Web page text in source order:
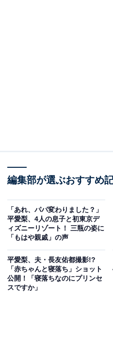
編集部が選ぶおすすめ
「あれ、パパ変わりました？」
平愛梨、4人の息子と初東京デ
ィズニーリゾート！ 三瓶の姿に
「もはや親戚」の声
平愛梨、夫・長友佑都撮影!?
「赤ちゃんと寝落ち」ショット
公開！「寝落ちなのにプリンセ
スですか」